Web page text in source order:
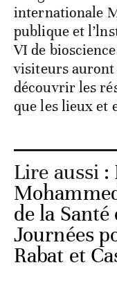
internationale
publique et
VI de
visiteurs auront
découvrir les
que les lieux et
Lire aussi :
de la Santé
Journées
Rabat et